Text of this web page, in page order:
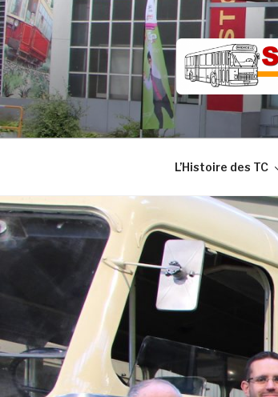
Aller
au
contenu
principal
L’Histoire des TC